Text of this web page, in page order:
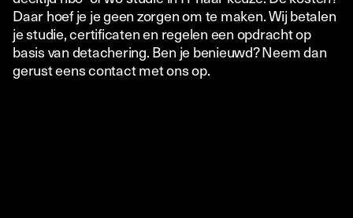
Daar hoef je je geen zorgen om te maken. Wij betalen
je studie, certificaten en regelen een opdracht op
basis van detachering. Ben je benieuwd? Neem dan
gerust eens contact met ons op.